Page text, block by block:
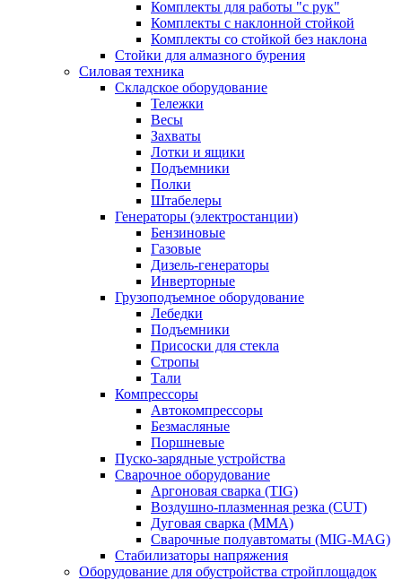
Комплекты для работы "с рук"
Комплекты с наклонной стойкой
Комплекты со стойкой без наклона
Стойки для алмазного бурения
Силовая техника
Складское оборудование
Тележки
Весы
Захваты
Лотки и ящики
Подъемники
Полки
Штабелеры
Генераторы (электростанции)
Бензиновые
Газовые
Дизель-генераторы
Инверторные
Грузоподъемное оборудование
Лебедки
Подъемники
Присоски для стекла
Стропы
Тали
Компрессоры
Автокомпрессоры
Безмасляные
Поршневые
Пуско-зарядные устройства
Сварочное оборудование
Аргоновая сварка (TIG)
Воздушно-плазменная резка (CUT)
Дуговая сварка (ММА)
Сварочные полуавтоматы (MIG-MAG)
Стабилизаторы напряжения
Оборудование для обустройства стройплощадок